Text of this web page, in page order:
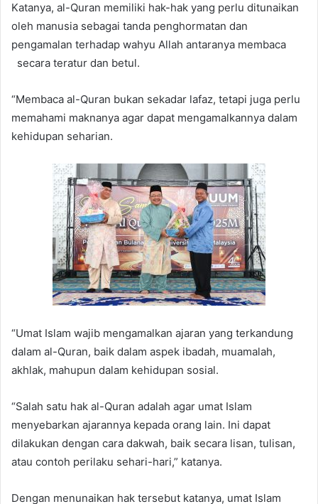
Katanya, al-Quran memiliki hak-hak yang perlu ditunaikan
oleh manusia sebagai tanda penghormatan dan
pengamalan terhadap wahyu Allah antaranya membaca
secara teratur dan betul.
“Membaca al-Quran bukan sekadar lafaz, tetapi juga perlu
memahami maknanya agar dapat mengamalkannya dalam
kehidupan seharian.
“Umat Islam wajib mengamalkan ajaran yang terkandung
dalam al-Quran, baik dalam aspek ibadah, muamalah,
akhlak, mahupun dalam kehidupan sosial.
“Salah satu hak al-Quran adalah agar umat Islam
menyebarkan ajarannya kepada orang lain. Ini dapat
dilakukan dengan cara dakwah, baik secara lisan, tulisan,
atau contoh perilaku sehari-hari,” katanya.
Dengan menunaikan hak tersebut katanya, umat Islam